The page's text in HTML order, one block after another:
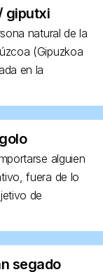
giputxi
natural de la
(Gipuzkoa
en la
alguien
fuera de lo
de
segado